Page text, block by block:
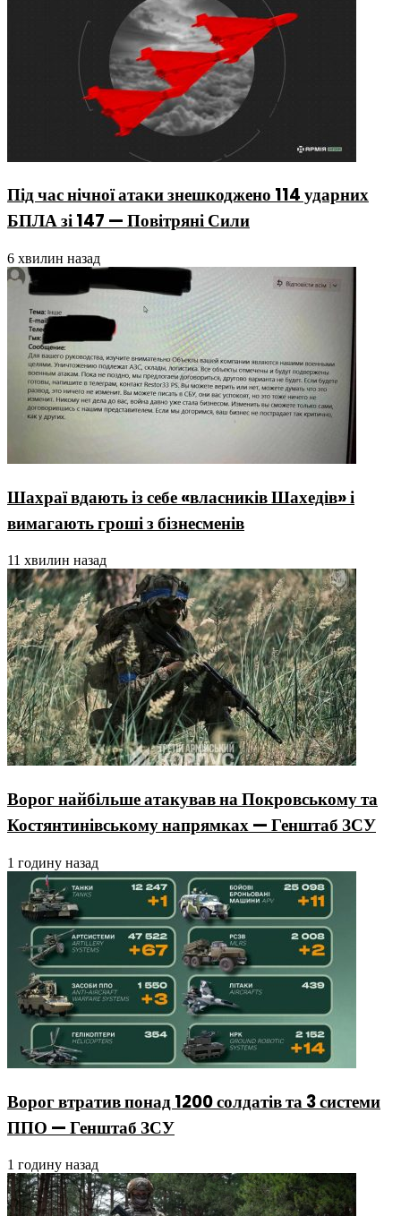
Під час нічної атаки знешкоджено 114 ударних
БПЛА зі 147 — Повітряні Сили
6 хвилин назад
Шахраї вдають із себе «власників Шахедів» і
вимагають гроші з бізнесменів
11 хвилин назад
Ворог найбільше атакував на Покровському та
Костянтинівському напрямках — Генштаб ЗСУ
1 годину назад
Ворог втратив понад 1200 солдатів та 3 системи
ППО — Генштаб ЗСУ
1 годину назад